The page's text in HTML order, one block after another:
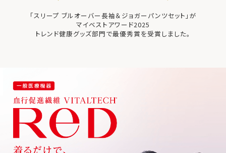
「スリープ ブルオーバー長袖＆ジョガーパンツセット」が
マイベストアワード2025
トレンド健康グッズ部門で最優秀賞を受賞しました。